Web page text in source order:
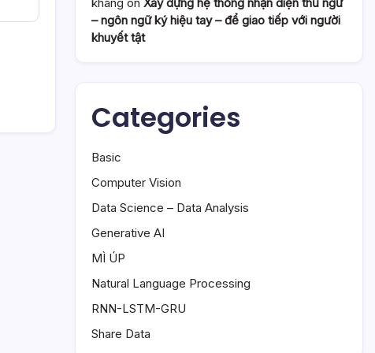
– ngôn ngữ ký hiệu tay – để giao tiếp với người
khuyết tật
Categories
Basic
Computer Vision
Data Science – Data Analysis
Generative AI
MÌ ÚP
Natural Language Processing
RNN-LSTM-GRU
Share Data